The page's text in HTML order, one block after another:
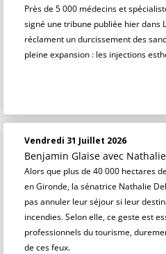
Près de 5 000 médecins et
signé une tribune publiée hier dans
réclament un durcissement des
pleine expansion : les injections
Vendredi 31 Juillet 2026
Benjamin Glaise avec
Alors que plus de 40 000 hectares
en Gironde, la sénatrice Nathalie
pas annuler leur séjour si leur
incendies. Selon elle, ce geste est
professionnels du tourisme,
de ces feux.